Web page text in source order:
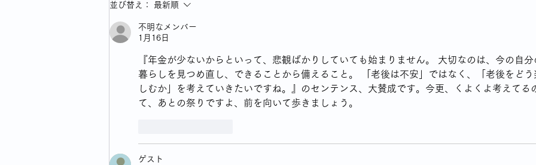
並び替え： 最新順
不明なメンバー
1月16日
『年金が少ないからといって、悲観ばかりしていても始まりません。 大切なのは、今の自分
暮らしを見つめ直し、できることから備えること。 「老後は不安」ではなく、「老後をどう
しむか」を考えていきたいですね。』のセンテンス、大賛成です。今更、くよくよ考えてる
て、あとの祭りですよ、前を向いて歩きましょう。
ゲスト